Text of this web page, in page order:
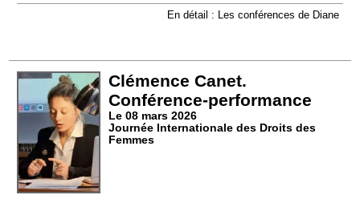
En détail : Les conférences de Diane
Clémence Canet.
Conférence-performance
Le 08 mars 2026
Journée Internationale des Droits des
Femmes